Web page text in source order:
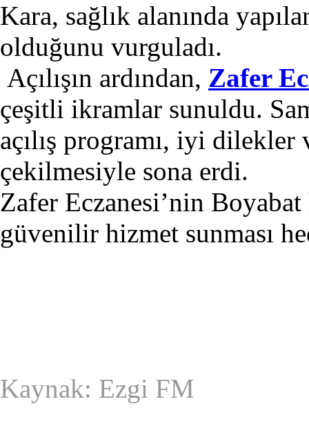
Kara, sağlık alanında
olduğunu vurguladı.
Açılışın ardından, Zafer
çeşitli ikramlar sunuldu.
açılış programı, iyi dilekler
çekilmesiyle sona erdi.
Zafer Eczanesi’nin
güvenilir hizmet sunması
Kaynak: Ezgi FM